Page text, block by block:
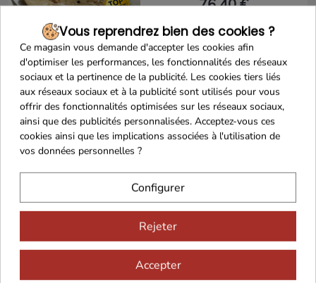
76,40 €
Ajouter au panier
+/-80g
87,50 €
Ajouter au panier
Vous reprendrez bien des cookies ?
Ce magasin vous demande d'accepter les cookies afin
d'optimiser les performances, les fonctionnalités des réseaux
sociaux et la pertinence de la publicité. Les cookies tiers liés
aux réseaux sociaux et à la publicité sont utilisés pour vous
offrir des fonctionnalités optimisées sur les réseaux sociaux,
ainsi que des publicités personnalisées. Acceptez-vous ces
cookies ainsi que les implications associées à l'utilisation de
vos données personnelles ?
Configurer
Rejeter
Accepter